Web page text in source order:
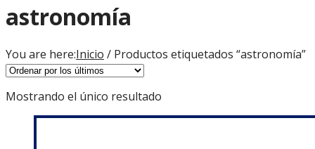
astronomía
You are here:Inicio / Productos etiquetados “astronomía”
Mostrando el único resultado